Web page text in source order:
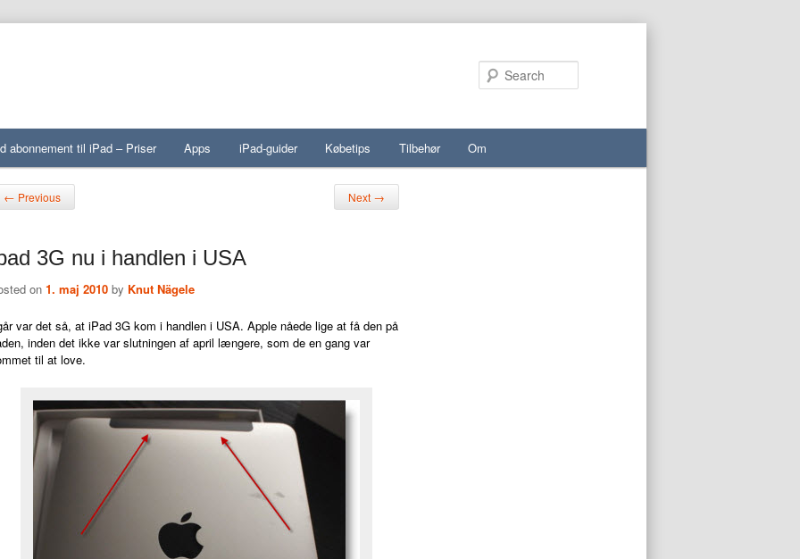
abonnement til iPad – Priser Apps iPad-guider Købetips Tilbehør Om
navigation
← Previous Next →
3G nu i handlen i USA
on 1. maj 2010 by Knut Nägele
vardet så, at iPad 3G kom i handlen i USA. Apple nåede lige at få den på
inden det ikke var slutningen af april længere, som de en gang var
til at love.